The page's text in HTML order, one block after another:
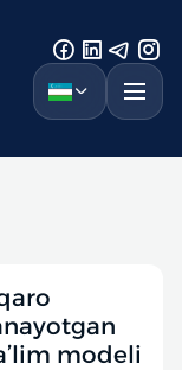
modeli